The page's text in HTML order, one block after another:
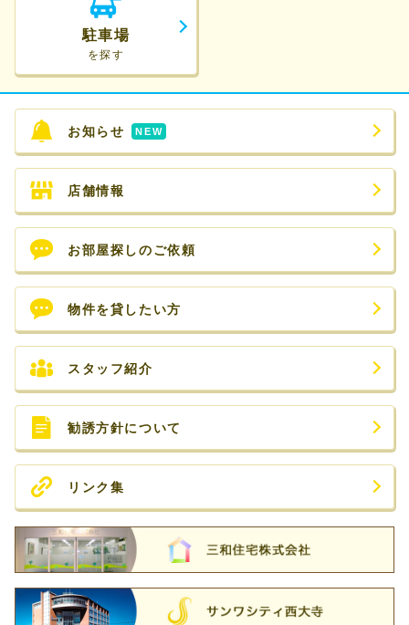
駐車場
を探す
お知らせ NEW
店舗情報
お部屋探しのご依頼
物件を貸したい方
スタッフ紹介
勧誘方針について
リンク集